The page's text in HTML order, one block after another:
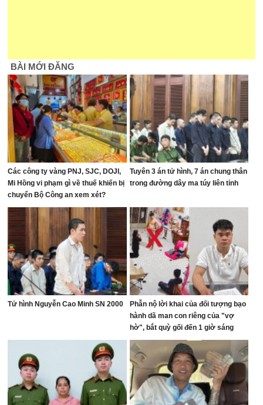
BÀI MỚI ĐĂNG
Các công ty vàng PNJ, SJC, DOJI,
Mi Hồng vi phạm gì về thuế khiến bị
chuyển Bộ Công an xem xét?
Tuyên 3 án tử hình, 7 án chung thân
trong đường dây ma túy liên tỉnh
Tử hình Nguyễn Cao Minh SN 2000
Phẫn nộ lời khai của đối tượng bạo
hành dã man con riêng của "vợ
hờ", bắt quỳ gối đến 1 giờ sáng